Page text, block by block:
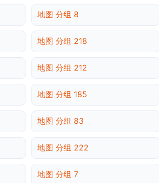
地图 分组 8
地图 分组 218
地图 分组 212
地图 分组 185
地图 分组 83
地图 分组 222
地图 分组 7